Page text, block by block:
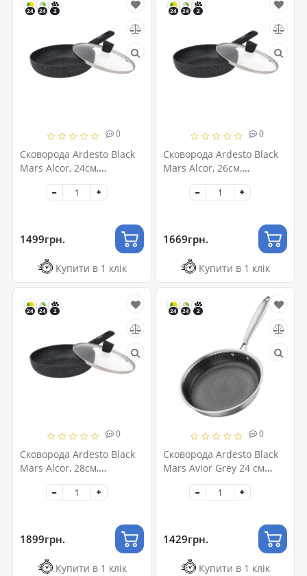
24 24 2
0
Сковорода Ardesto Black
Mars Alcor, 24см,
алюміній, чорний
(AR1924BML)
1499грн.
Купити в 1 клік
24 24 2
0
Сковорода Ardesto Black
Mars Alcor, 26см,
алюміній, чорний
(AR1926BML)
1669грн.
Купити в 1 клік
24 24 2
0
Сковорода Ardesto Black
Mars Alcor, 28см,
алюміній, чорний
(AR1928BML)
1899грн.
Купити в 1 клік
24 24 2
0
Сковорода Ardesto Black
Mars Avior Grey 24 см
(AR0720BS)
1429грн.
Купити в 1 клік